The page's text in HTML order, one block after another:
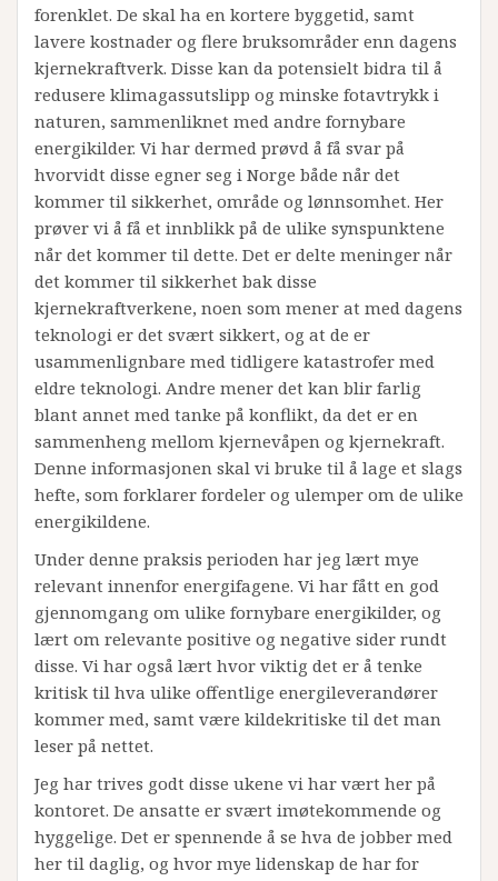
forenklet. De skal ha en kortere byggetid, samt
lavere kostnader og flere bruksområder enn dagens
kjernekraftverk. Disse kan da potensielt bidra til å
redusere klimagassutslipp og minske fotavtrykk i
naturen, sammenliknet med andre fornybare
energikilder. Vi har dermed prøvd å få svar på
hvorvidt disse egner seg i Norge både når det
kommer til sikkerhet, område og lønnsomhet. Her
prøver vi å få et innblikk på de ulike synspunktene
når det kommer til dette. Det er delte meninger når
det kommer til sikkerhet bak disse
kjernekraftverkene, noen som mener at med dagens
teknologi er det svært sikkert, og at de er
usammenlignbare med tidligere katastrofer med
eldre teknologi. Andre mener det kan blir farlig
blant annet med tanke på konflikt, da det er en
sammenheng mellom kjernevåpen og kjernekraft.
Denne informasjonen skal vi bruke til å lage et slags
hefte, som forklarer fordeler og ulemper om de ulike
energikildene.
Under denne praksis perioden har jeg lært mye
relevant innenfor energifagene. Vi har fått en god
gjennomgang om ulike fornybare energikilder, og
lært om relevante positive og negative sider rundt
disse. Vi har også lært hvor viktig det er å tenke
kritisk til hva ulike offentlige energileverandører
kommer med, samt være kildekritiske til det man
leser på nettet.
Jeg har trives godt disse ukene vi har vært her på
kontoret. De ansatte er svært imøtekommende og
hyggelige. Det er spennende å se hva de jobber med
her til daglig, og hvor mye lidenskap de har for